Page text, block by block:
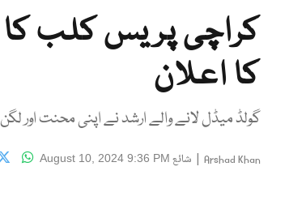
کراچی پریس کلب کا
کا اعلان
گولڈ میڈل لانے والے ارشد نے اپنی محنت اور
Arshad Khan
| شائع August 10, 2024 9:36 PM